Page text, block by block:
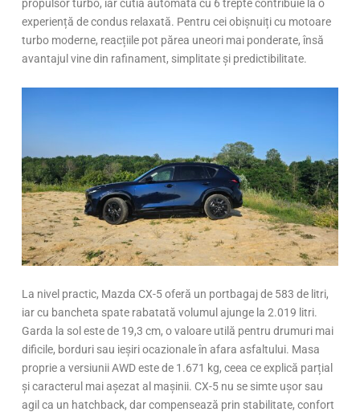
propulsor turbo, iar cutia automată cu 6 trepte contribuie la o
experiență de condus relaxată. Pentru cei obișnuiți cu motoare
turbo moderne, reacțiile pot părea uneori mai ponderate, însă
avantajul vine din rafinament, simplitate și predictibilitate.
La nivel practic, Mazda CX-5 oferă un portbagaj de 583 de litri,
iar cu bancheta spate rabatată volumul ajunge la 2.019 litri.
Garda la sol este de 19,3 cm, o valoare utilă pentru drumuri mai
dificile, borduri sau ieșiri ocazionale în afara asfaltului. Masa
proprie a versiunii AWD este de 1.671 kg, ceea ce explică parțial
și caracterul mai așezat al mașinii. CX-5 nu se simte ușor sau
agil ca un hatchback, dar compensează prin stabilitate, confort